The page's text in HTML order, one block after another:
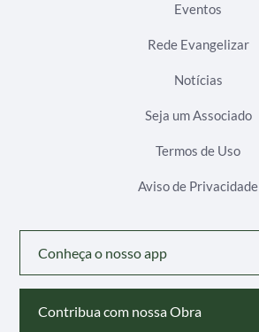
Eventos
Rede Evangelizar
Notícias
Seja um Associado
Termos de Uso
Aviso de Privacidade
Conheça o nosso app
Contribua com nossa Obra